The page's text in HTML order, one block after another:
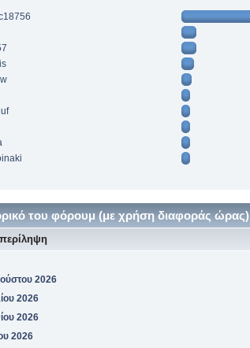
του φόρουμ (με χρήση διαφοράς ώρας)
2026
2026
2026
2026